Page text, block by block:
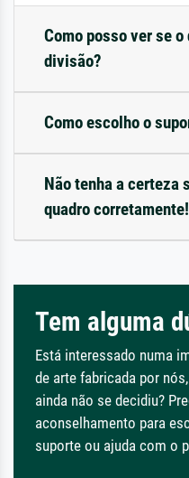
Como posso ver se
divisão?
Como escolho o
Não tenha a certeza
quadro corretamente!
Tem alguma
Está interessado numa
de arte fabricada por
ainda não se decidiu?
aconselhamento para
suporte ou ajuda com o